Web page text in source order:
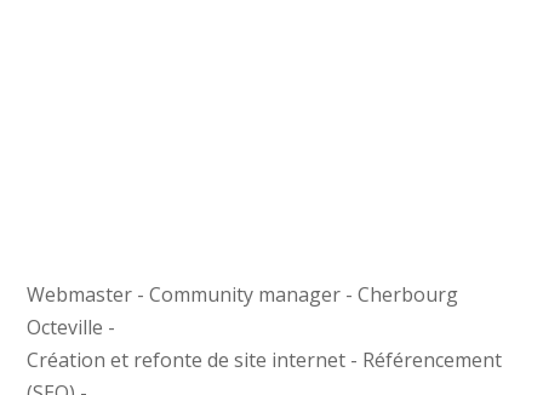
Webmaster - Community manager - Cherbourg
Octeville -
Création et refonte de site internet - Référencement